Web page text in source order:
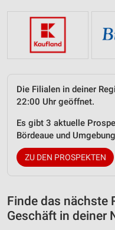
Die Filialen in deiner
22:00 Uhr geöffnet.
Es gibt 3 aktuelle
Bördeaue und
ZU DEN PROSPEKTEN
Finde das nächste
Geschäft in deiner